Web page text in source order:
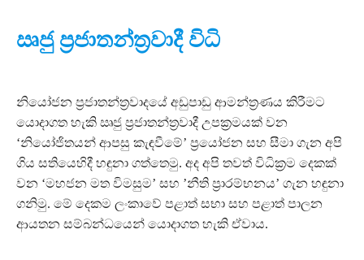
ඍජු ප්‍රජාතන්ත්‍රවාදී විධි
නියෝජන ප්‍රජාතන්ත්‍රවාදයේ අඩුපාඩු ආමන්ත්‍රණය කිරීමට
යොදාගත හැකි ඍජු ප්‍රජාතන්ත්‍රවාදී උපක්‍රමයක් වන
‘නියෝජිතයන් ආපසු කැඳවීමේ’ ප්‍රයෝජන සහ සීමා ගැන අපි
ගිය සතියෙහිදී හඳුනා ගත්තෙමු. අද අපි තවත් විධික්‍රම දෙකක්
වන ‘මහජන මත විමසුම’ සහ ’නීති ප්‍රාරම්භනය’ ගැන හඳුනා
ගනිමු. මේ දෙකම ලංකාවේ පළාත් සභා සහ පළාත් පාලන
ආයතන සම්බන්ධයෙන් යොදාගත හැකි ඒවාය.